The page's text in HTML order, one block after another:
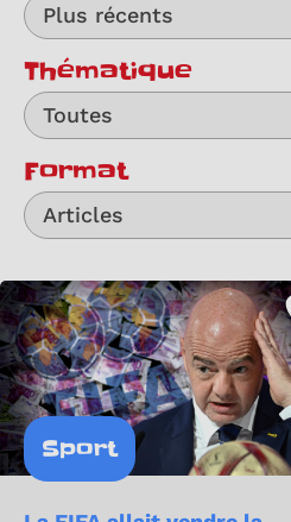
Plus récents
Thématique
Toutes
Format
Articles
Sport